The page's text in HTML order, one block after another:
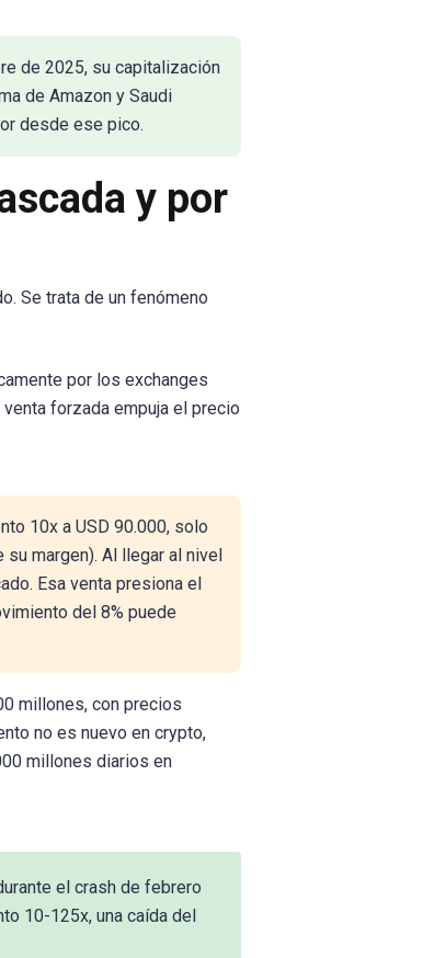
de 2025, su capitalización
de Amazon y Saudi
desde ese pico.
y por
Se trata de un fenómeno
por los exchanges
forzada empuja el precio
10x a USD 90.000, solo
su margen). Al llegar al nivel
Esa venta presiona el
del 8% puede
millones, con precios
no es nuevo en crypto,
millones diarios en
el crash de febrero
10-125x, una caída del